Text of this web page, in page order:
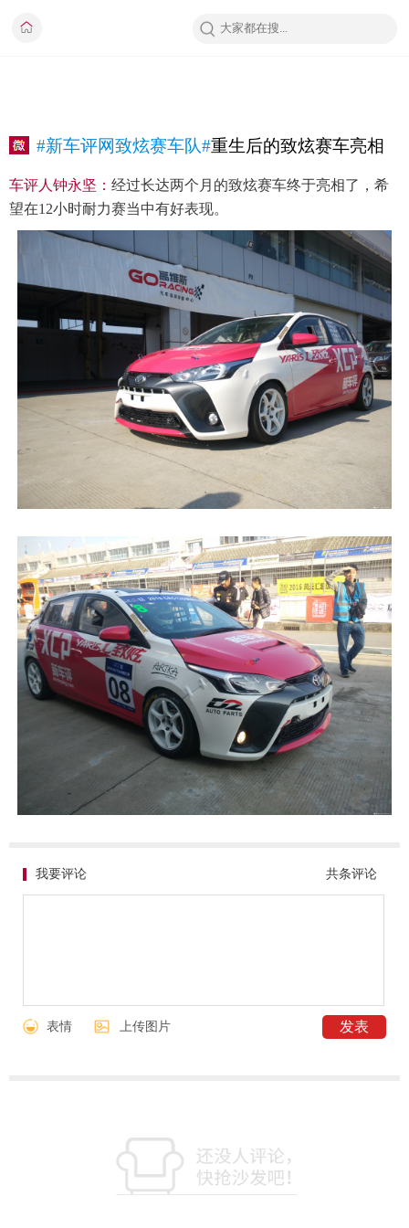
#新车评网致炫赛车队#重生后的致炫赛车亮相
车评人钟永坚： 经过长达两个月的致炫赛车终于亮相了，希
望在12小时耐力赛当中有好表现。
共条评论
我要评论
表情 上传图片